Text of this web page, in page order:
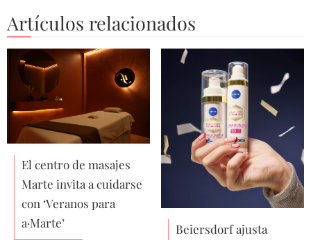
Artículos relacionados
El centro de masajes
Marte invita a cuidarse
con ‘Veranos para
a·Marte’
Beiersdorf ajusta